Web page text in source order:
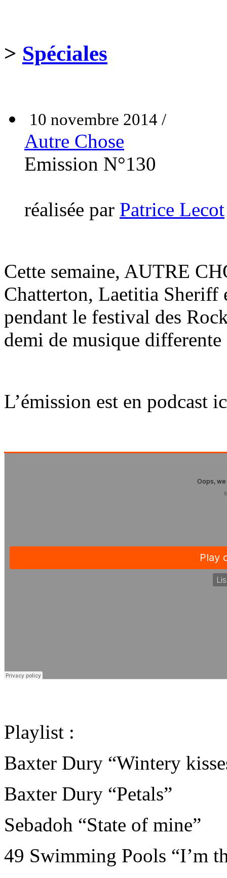
> Spéciales
10 novembre 2014 /
Autre Chose
Emission N°130
réalisée par Patrice Lecot
Cette semaine, AUTRE
Chatterton, Laetitia Sheriff
pendant le festival des
demi de musique differente
L’émission est en podcast
Playlist :
Baxter Dury “Wintery
Baxter Dury “Petals”
Sebadoh “State of mine”
49 Swimming Pools “I’m